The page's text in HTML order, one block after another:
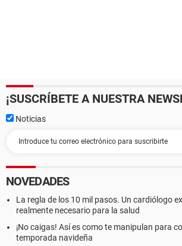
¡SUSCRÍBETE A NUESTRA
Noticias
NOVEDADES
La regla de los 10 mil pasos. Un cardiólogo
realmente necesario para la salud
¡No caigas! Así es como te manipulan para
temporada navideña